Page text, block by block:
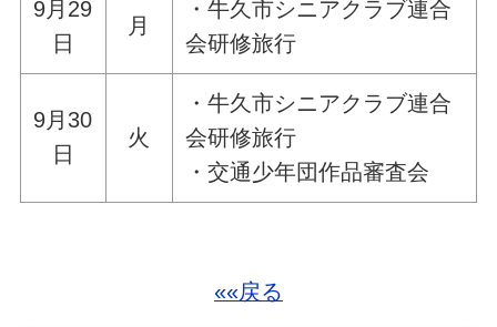
9月29
日
月
・牛久市シニアクラブ連合
会研修旅行
9月30
日
火
・牛久市シニアクラブ連合
会研修旅行
・交通少年団作品審査会
««戻る